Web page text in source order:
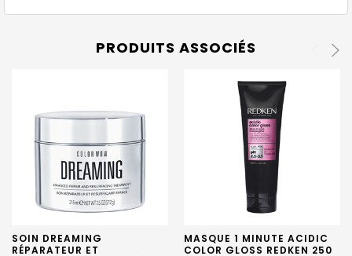
PRODUITS ASSOCIÉS
SOIN DREAMING
RÉPARATEUR ET
MASQUE 1 MINUTE ACIDIC
COLOR GLOSS REDKEN 250